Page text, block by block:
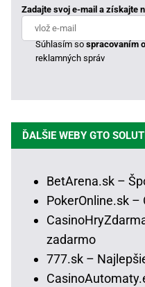
Zadajte svoj e-mail a získajte
Súhlasím sospracovaním
reklamných správ
ĎALŠIE WEBY GTO
BetArena.sk –
PokerOnline.sk –
zadarmo
777.sk –